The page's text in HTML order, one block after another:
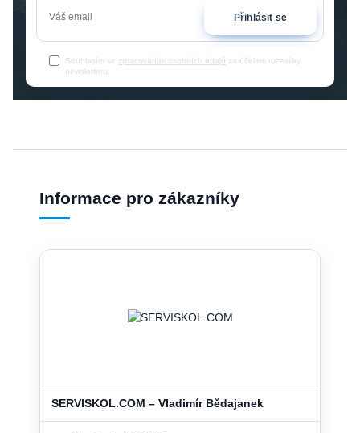
Přihlásit se
Souhlasím se zpracováním osobních údajů za účelem rozesílky
newsletteru.
Informace pro zákazníky
SERVISKOL.COM – Vladimír Bědajanek